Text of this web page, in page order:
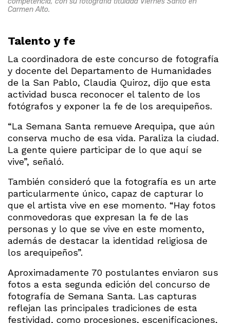
Carmen Alto.
Talento y fe
La coordinadora de este concurso de fotografía
y docente del Departamento de Humanidades
de la San Pablo, Claudia Quiroz, dijo que esta
actividad busca reconocer el talento de los
fotógrafos y exponer la fe de los arequipeños.
“La Semana Santa remueve Arequipa, que aún
conserva mucho de esa vida. Paraliza la ciudad.
La gente quiere participar de lo que aquí se
vive”, señaló.
También consideró que la fotografía es un arte
particularmente único, capaz de capturar lo
que el artista vive en ese momento. “Hay fotos
conmovedoras que expresan la fe de las
personas y lo que se vive en este momento,
además de destacar la identidad religiosa de
los arequipeños”.
Aproximadamente 70 postulantes enviaron sus
fotos a esta segunda edición del concurso de
fotografía de Semana Santa. Las capturas
reflejan las principales tradiciones de esta
festividad, como procesiones, escenificaciones,